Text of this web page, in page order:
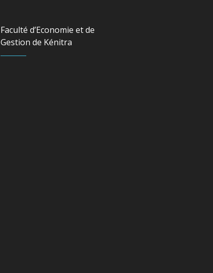
Faculté d’Economie et de
Gestion de Kénitra